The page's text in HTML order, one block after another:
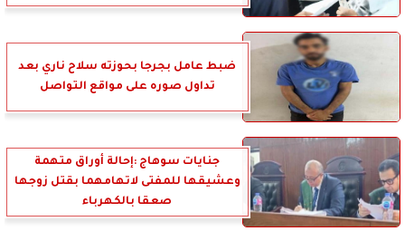
ضبط عامل بجرجا بحوزته سلاح ناري بعد
تداول صوره على مواقع التواصل
جنايات سوهاج :إحالة أوراق متهمة
وعشيقها للمفتى لاتهامهما بقتل زوجها
صعقا بالكهرباء